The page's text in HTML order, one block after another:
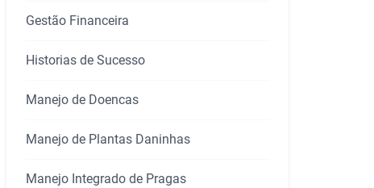
Gestão Financeira
Historias de Sucesso
Manejo de Doencas
Manejo de Plantas Daninhas
Manejo Integrado de Pragas